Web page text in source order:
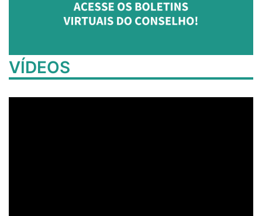
VÍDEOS